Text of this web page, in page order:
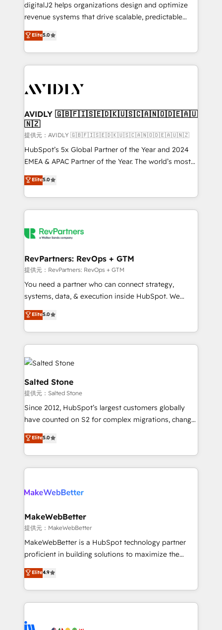
digitalJ2 helps organizations design and optimize
revenue systems that drive scalable, predictable
growth. As a triple-accredited HubSpot Solutions
Partner, we specialize in both strategic RevOps
planning and hands-on technical execution - building
the operational foundation companies need to
Healthcare - Financial Services - Managed IT (MSP) -
we help: ✔️ Full HubSpot implementations and portal
optimization ✔️ Data migrations, CRM architecture,
and reporting foundations ✔️ Custom integrations
and workflow automation ✔️ User adoption
programs, training, and enablement Through project-
partnerships, we guide organizations through the
revenue maturity model - delivering the right
grows.
Elite5.0
AVIDLY 🇬🇧🇫🇮🇸🇪🇩🇰🇺🇸🇨🇦🇳🇴🇩🇪🇦🇺
🇳🇿
提供元：AVIDLY 🇬🇧🇫🇮🇸🇪🇩🇰🇺🇸🇨🇦🇳🇴🇩🇪🇦🇺🇳🇿
HubSpot’s 5x Global Partner of the Year and 2024
EMEA & APAC Partner of the Year. The world’s most
experienced and fully accredited HubSpot Solutions
Partner. 🚀 With 2,750+ HubSpot projects delivered
and 370+ specialists across EMEA, APAC and NAM,
we de-risk complex CRM programmes and
multi-region migrations to AI-powered automation,
scale. 🏆 HubSpot’s CEO called us “the partner of the
future.” Others agree it is proof of trust built through
measurable impact.
Elite5.0
RevPartners: RevOps + GTM
提供元：RevPartners: RevOps + GTM
You need a partner who can connect strategy,
systems, data, & execution inside HubSpot. We
bridge the gap where most agencies fall short by
combining GTM strategy with technical execution to
solve the right problem with the right solution. As the
only firm in the world to hold Elite Partner
Accreditations with both HubSpot and Clay, our
clients gain a unique advantage in CRM architecture,
pipeline generation, data intelligence, and go-to-
market execution. Why B2B Businesses Choose RP: -
Secure: Soc2 compliant 🛡️ - Pricing: Implementations
starting at $1,5k 💵 - Speed: Launch in 14 days ⚡ -
Scale: Fastest tiering Elite HubSpot Partner 🪴 -
technical agency for a growth problem. Hire a
Elite5.0
Salted Stone
提供元：Salted Stone
Since 2012, HubSpot’s largest customers globally
have counted on S2 for complex migrations, change
management, systems integration, and creative
solutions that deliver measurable impact and
transform brand experiences As one of the few full-
service creative agencies in the HubSpot
winning design to build scalable, globally
marketing campaigns, & RevOps frameworks that
fuel long-term success We connect the entire
customer lifecycle through seamless integrations,
ensure long-term adoption with change-
and service to drive sustainable growth With 6 key
HubSpot accreditations and experience across
teams has worked with clients just like you Let’s
Elite5.0
MakeWebBetter
提供元：MakeWebBetter
MakeWebBetter is a HubSpot technology partner
proficient in building solutions to maximize the
operational efficiency of HubSpot. The fastest-
growing tech-enabler & facilitator, MakeWebBetter,
hands you the blend of HubSpot expertise &
eminent solutions & integrations. Trust us to
Elite Partners with 10+ years of HubSpot experience
Elite4.9